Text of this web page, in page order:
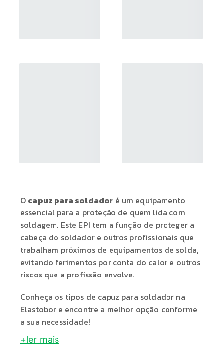
O capuz para soldador é um equipamento
essencial para a proteção de quem lida com
soldagem. Este EPI tem a função de proteger a
cabeça do soldador e outros profissionais que
trabalham próximos de equipamentos de solda,
evitando ferimentos por conta do calor e outros
riscos que a profissão envolve.
Conheça os tipos de capuz para soldador na
Elastobor e encontre a melhor opção conforme
a sua necessidade!
+ler mais